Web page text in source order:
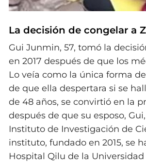
La decisión de congelar a
Gui Junmin, 57, tomó la
en 2017 después de que los
Lo veía como la única forma
de que ella despertara si se
de 48 años, se convirtió en la
después de que su esposo,
Instituto de Investigación de
instituto, fundado en 2015, se
Hospital Qilu de la